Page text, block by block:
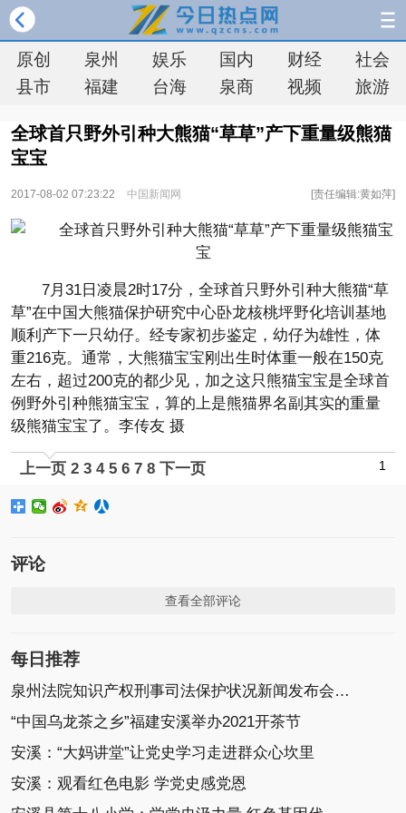
原创 泉州 娱乐 国内 财经
社会
县市
福建 台海 泉商 视频 旅游
全球首只野外引种大熊猫“草草”产下重量级熊猫
宝宝
2017-08-02 07:23:22 中国新闻网 [责任编辑:黄如萍]
7月31日凌晨2时17分，全球首只野外引种大熊猫“草
草”在中国大熊猫保护研究中心卧龙核桃坪野化培训基地
顺利产下一只幼仔。经专家初步鉴定，幼仔为雄性，体
重216克。通常，大熊猫宝宝刚出生时体重一般在150克
左右，超过200克的都少见，加之这只熊猫宝宝是全球首
例野外引种熊猫宝宝，算的上是熊猫界名副其实的重量
级熊猫宝宝了。李传友 摄
上一页 1
2 3 4 5 6 7 8 下一页
评论
查看全部评论
每日推荐
泉州法院知识产权刑事司法保护状况新闻发布会召开
“中国乌龙茶之乡”福建安溪举办2021开茶节
安溪：“大妈讲堂”让党史学习走进群众心坎里
安溪：观看红色电影 学党史感党恩